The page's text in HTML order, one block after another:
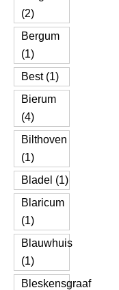
(2)
Bergum
(1)
Best (1)
Bierum
(4)
Bilthoven
(1)
Bladel (1)
Blaricum
(1)
Blauwhuis
(1)
Bleskensgraaf